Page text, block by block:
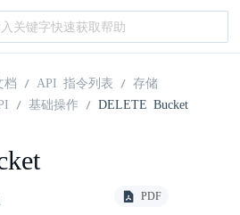
档 API 指令列表
存储
基础操作 DELETE Bucket
PDF